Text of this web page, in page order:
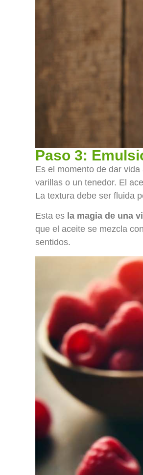
Paso 3:
Es el momento de dar
varillas o un tenedor. El
La textura debe ser fluida
Esta es la magia de una
que el aceite se mezcla
sentidos.